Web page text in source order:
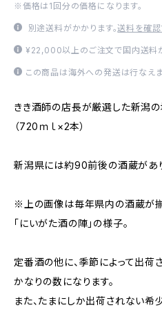
※価格は1回分の価格になります。
別途送料がかかります。送料を確認
¥22,000以上のご注文で国内送料
この商品は海外への発送は行なえま
きき酒師の店長が厳選した新潟
（720ｍｌ×2本）
新潟県には約90前後の酒蔵があり
※上の画像は毎年県内の酒蔵が
「にいがた酒の陣」の様子。
定番酒の他に、季節によって出荷
かなりの数になります。
また、たまにしか出荷されない希